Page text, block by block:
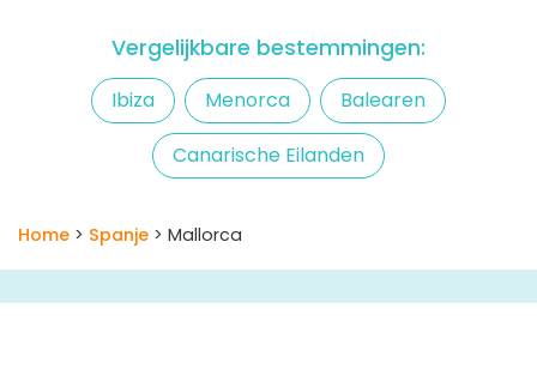
Vergelijkbare bestemmingen:
Ibiza Menorca
Balearen
Canarische Eilanden
Home > Spanje > Mallorca